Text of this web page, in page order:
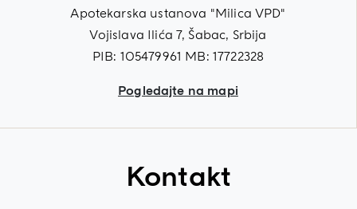
Apotekarska ustanova "Milica VPD"
Vojislava Ilića 7, Šabac, Srbija
PIB: 105479961 MB: 17722328
Pogledajte na mapi
Kontakt